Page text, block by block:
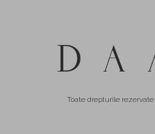
Toate drepturile rezervate